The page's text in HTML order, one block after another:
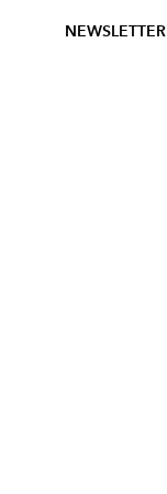
NEWSLETTER